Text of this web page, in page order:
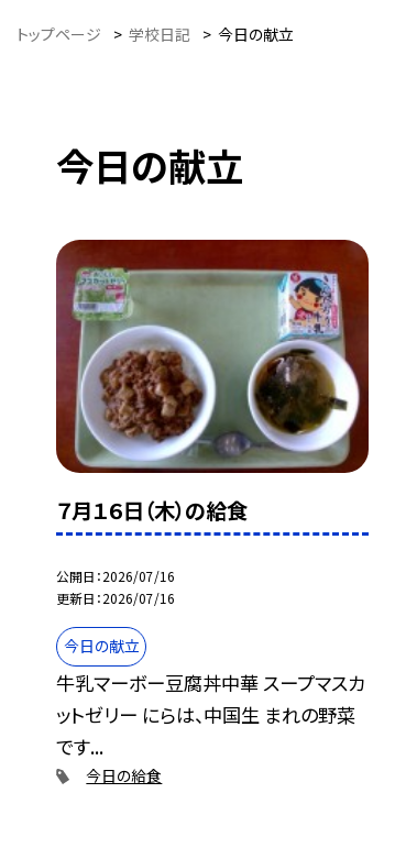
トップページ > 学校日記 > 今日の献立
今日の献立
７月１６日（木）の給食
公開日 2026/07/16
更新日 2026/07/16
今日の献立
牛乳マーボー豆腐丼中華 スープマスカ
ットゼリー にらは、中国生 まれの野菜
です...
今日の給食